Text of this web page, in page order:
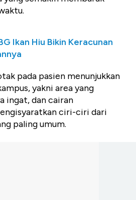
Ikan Hiu Bikin Keracunan
pada pasien menunjukkan
yakni area yang
ingat, dan cairan
ciri-ciri dari
paling umum.